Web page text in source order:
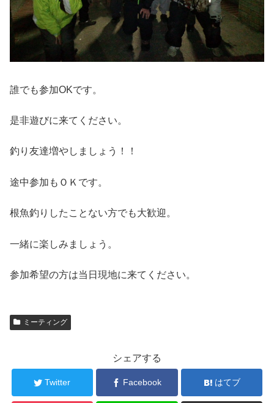
誰でも参加OKです。
是非遊びに来てください。
釣り友達増やしましょう！！
途中参加もＯＫです。
根魚釣りしたことない方でも大歓迎。
一緒に楽しみましょう。
参加希望の方は当日現地に来てください。
ミーティング
シェアする
Twitter Facebook はてブ